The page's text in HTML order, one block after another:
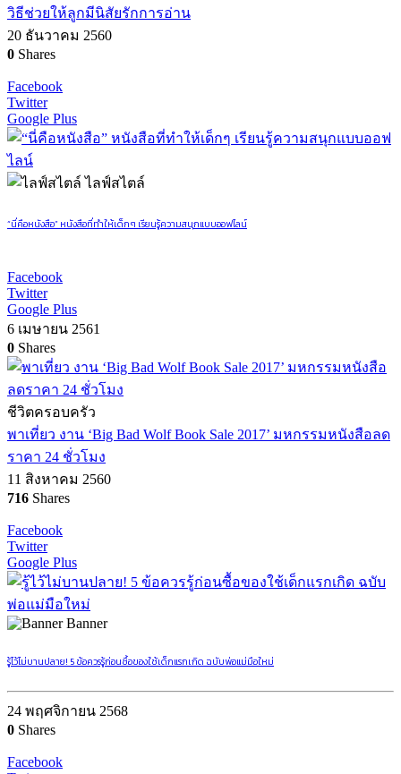
วิธีช่วยให้ลูกมีนิสัยรักการอ่าน
20 ธันวาคม 2560
0 Shares
Facebook
Twitter
Google Plus
ไลฟ์สไตล์
“นี่คือหนังสือ” หนังสือที่ทำให้เด็กๆ เรียนรู้ความสนุกแบบออฟไลน์
Facebook
Twitter
Google Plus
6 เมษายน 2561
0 Shares
ชีวิตครอบครัว
พาเที่ยว งาน ‘Big Bad Wolf Book Sale 2017’ มหกรรมหนังสือลด
ราคา 24 ชั่วโมง
11 สิงหาคม 2560
716 Shares
Facebook
Twitter
Google Plus
Banner
รู้ไว้ไม่บานปลาย! 5 ข้อควรรู้ก่อนซื้อของใช้เด็กแรกเกิด ฉบับพ่อแม่มือใหม่
24 พฤศจิกายน 2568
0 Shares
Facebook